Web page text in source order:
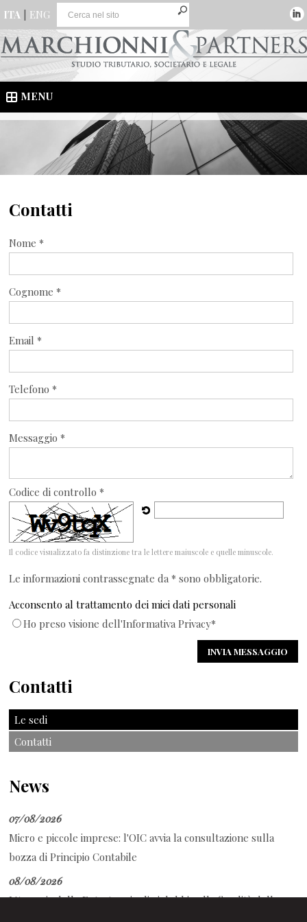
ITA ENG
MENU
Contatti
Nome *
Cognome *
Email *
Telefono *
Messaggio *
Codice di controllo *
Il codice visualizzato fa distinzione tra le lettere maiuscole e quelle minuscole.
Le informazioni contrassegnate da * sono obbligatorie.
Acconsento al trattamento dei miei dati personali
Ho preso visione dell'Informativa Privacy*
Contatti
Le sedi
Contatti
News
07/08/2026
Micro e piccole imprese: l'OIC avvia la consultazione sulla
bozza di Principio Contabile
08/08/2026
L'Agenzia delle Entrate scioglie i dubbi sulla fiscalità dello